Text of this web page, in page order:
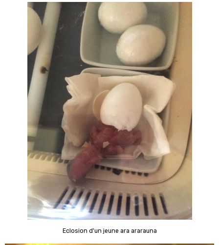
Eclosion d'un jeune ara ararauna